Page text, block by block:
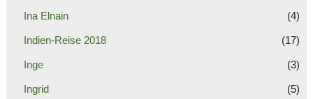
Ina Elnain (4)
Indien-Reise 2018 (17)
Inge (3)
Ingrid (5)